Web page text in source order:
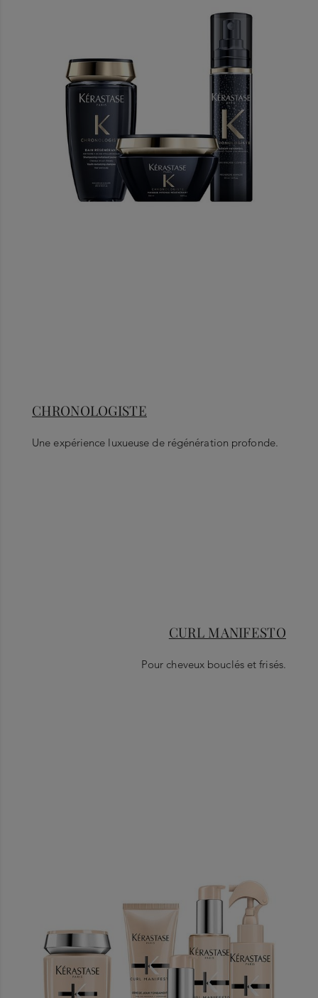
CHRONOLOGISTE
Une expérience luxueuse de régénération profonde.
CURL MANIFESTO
Pour cheveux bouclés et frisés.